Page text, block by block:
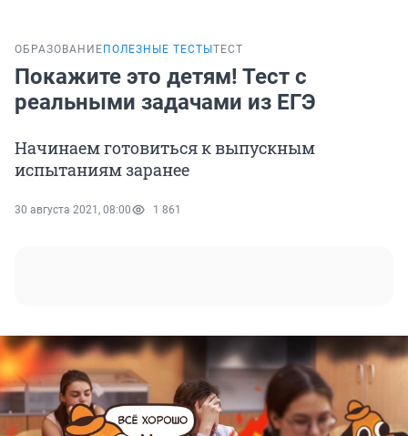
ОБРАЗОВАНИЕ ПОЛЕЗНЫЕ ТЕСТЫ ТЕСТ
Покажите это детям! Тест с
реальными задачами из ЕГЭ
Начинаем готовиться к выпускным
испытаниям заранее
30 августа 2021, 08:00 1 861